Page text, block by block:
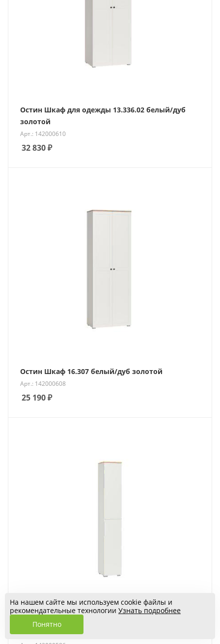
Остин Шкаф для одежды 13.336.02 белый/дуб
золотой
Арт.: 142000610
32 830₽
Остин Шкаф 16.307 белый/дуб золотой
Арт.: 142000608
25 190₽
Октава Шкаф-пенал 13.228 Белый шагрень/Дуб
Вотан
На нашем сайте мы используем cookie файлы и
рекомендательные технологии Узнать подробнее
Понятно